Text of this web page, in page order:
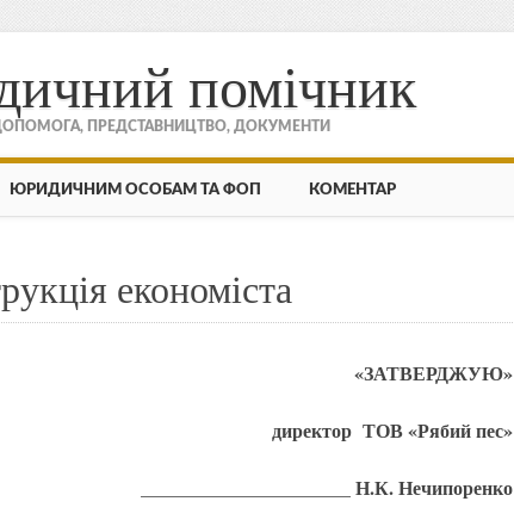
помічник
ДОПОМОГА, ПРЕДСТАВНИЦТВО, ДОКУМЕНТИ
ЮРИДИЧНИМ ОСОБАМ ТА ФОП КОМЕНТАР
економіста
«ЗАТВЕРДЖУЮ»
директор ТОВ «Рябий пес»
______________________ Н.К. Нечипоренко